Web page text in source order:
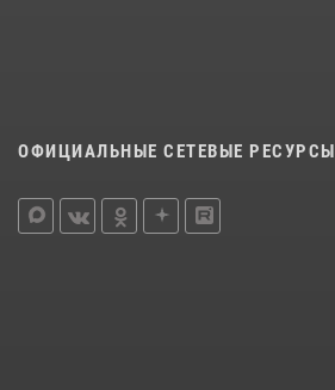
ОФИЦИАЛЬНЫЕ СЕТЕВЫЕ РЕСУРСЫ